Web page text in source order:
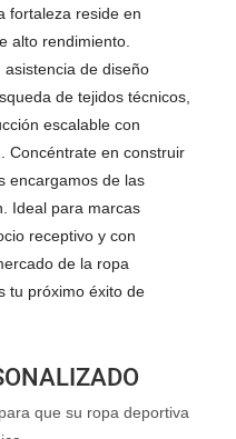
fortaleza reside en
alto rendimiento.
de diseño
de tejidos técnicos,
escalable con
Concéntrate en construir
encargamos de las
Ideal para marcas
receptivo y con
de la ropa
tu próximo éxito de
que su ropa deportiva